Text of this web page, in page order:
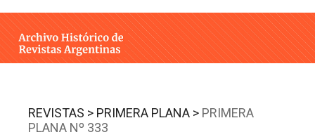
INTEGRANTES
CONTACTO
REVISTAS > PRIMERA PLANA > PRIMERA
PLANA Nº 333